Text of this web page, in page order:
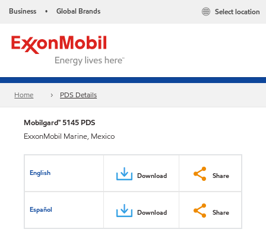
Business • Global Brands Select location
Home PDS Details
Mobilgard™ 5145 PDS
ExxonMobil Marine, Mexico
English Download Share
Español Download Share